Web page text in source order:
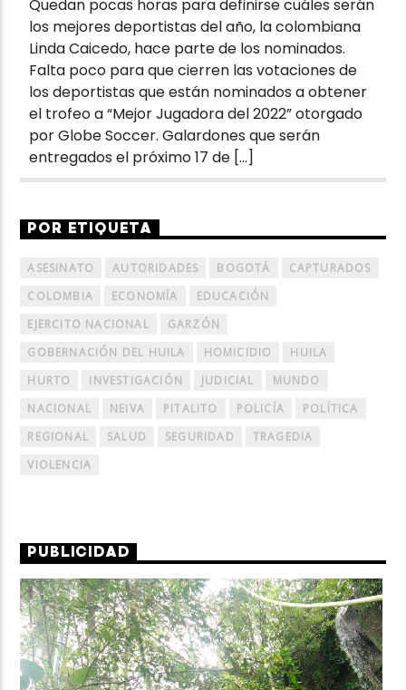
Quedan pocas horas para definirse cuáles serán
los mejores deportistas del año, la colombiana
Linda Caicedo, hace parte de los nominados.
Falta poco para que cierren las votaciones de
los deportistas que están nominados a obtener
el trofeo a “Mejor Jugadora del 2022” otorgado
por Globe Soccer. Galardones que serán
entregados el próximo 17 de […]
POR ETIQUETA
ASESINATO AUTORIDADES BOGOTÁ
CAPTURADOS
COLOMBIA
ECONOMÍA
EDUCACIÓN
EJERCITO NACIONAL
GARZÓN
GOBERNACIÓN DEL HUILA
HOMICIDIO
HUILA
HURTO
INVESTIGACIÓN JUDICIAL
MUNDO
NACIONAL
NEIVA PITALITO POLICÍA
POLÍTICA
REGIONAL
SALUD SEGURIDAD
TRAGEDIA
VIOLENCIA
PUBLICIDAD